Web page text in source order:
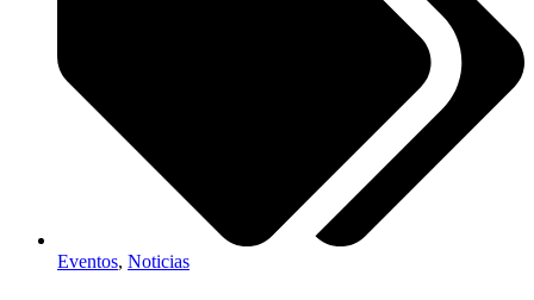
Eventos, Noticias